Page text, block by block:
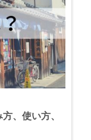
、使い方、